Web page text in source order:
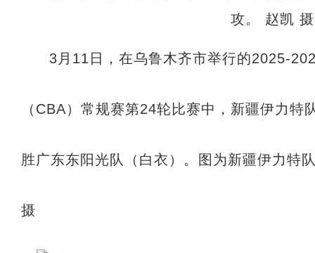
3月11日，在乌鲁木齐市举行的2025-
（CBA）常规赛第24轮比赛中，新疆伊力
胜广东东阳光队（白衣）。图为新疆伊力特
摄